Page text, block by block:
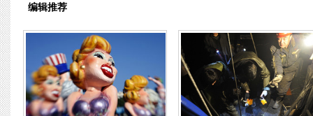
编辑推荐